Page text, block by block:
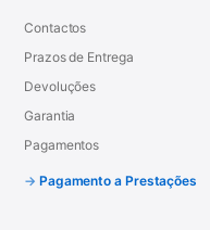
Contactos
Prazos de Entrega
Devoluções
Garantia
Pagamentos
Pagamento a Prestações